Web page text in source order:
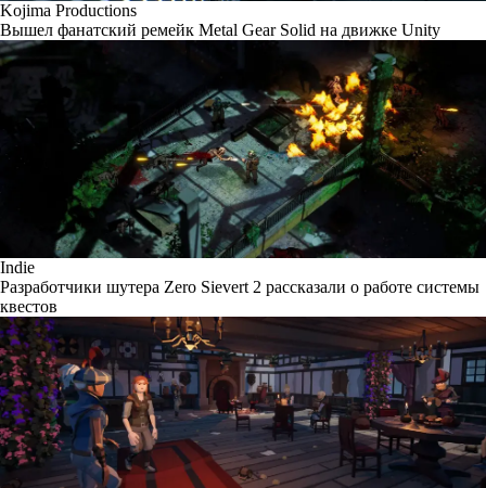
Kojima Productions
Вышел фанатский ремейк Metal Gear Solid на движке Unity
Indie
Разработчики шутера Zero Sievert 2 рассказали о работе системы
квестов